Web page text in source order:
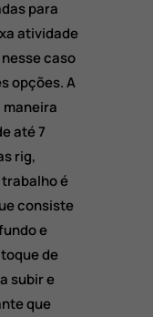
para
atividade
caso
opções. A
até 7
rig,
é
consiste
e
de
subir e
que